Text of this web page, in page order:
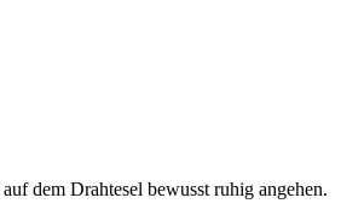
dem Drahtesel bewusst ruhig angehen.